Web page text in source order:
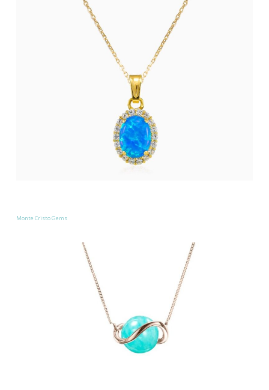
Monte Cristo Gems